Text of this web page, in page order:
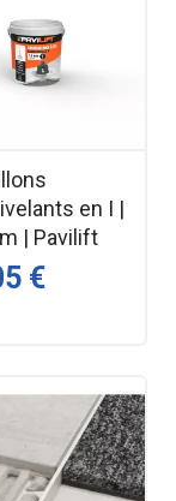
en I |
| Pavilift
€